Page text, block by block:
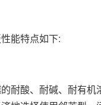
性能特点如下:
酸、耐碱、耐有机